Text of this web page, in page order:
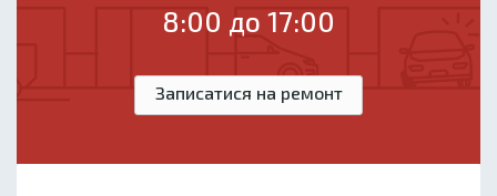
8:00 до 17:00
Записатися на ремонт